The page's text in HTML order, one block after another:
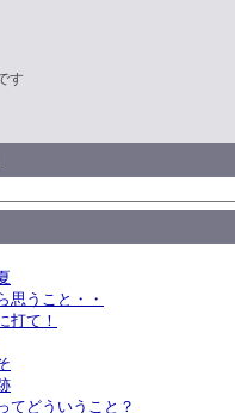
す
思うこと・・
打て！
てどういうこと？